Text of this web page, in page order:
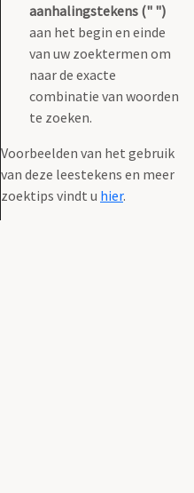
aanhalingstekens (" ")
aan het begin en einde
van uw zoektermen om
naar de exacte
combinatie van woorden
te zoeken.
Voorbeelden van het gebruik
van deze leestekens en meer
zoektips vindt u hier.